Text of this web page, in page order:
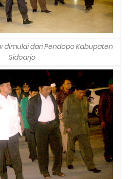
dimulai dari Pendopo Kabupaten
Sidoarjo